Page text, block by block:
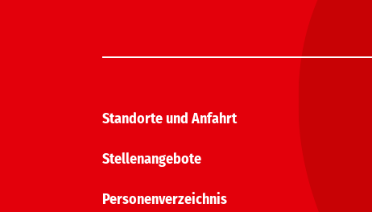
Standorte und Anfahrt
Stellenangebote
Personenverzeichnis